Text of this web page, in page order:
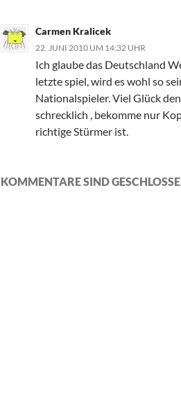
Carmen Kralicek
22. JUNI 2010 UM 14:32 UHR
Ich glaube das Deutschland
letzte spiel, wird es wohl so
Nationalspieler. Viel Glück
schrecklich , bekomme nur
richtige Stürmer ist.
KOMMENTARE SIND